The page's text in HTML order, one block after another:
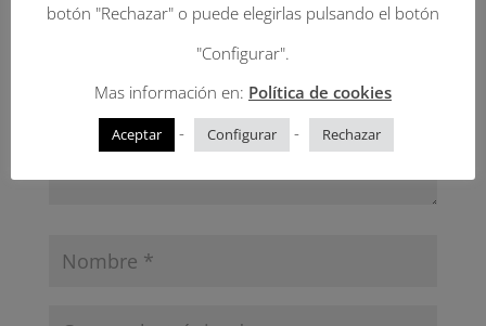
botón "Rechazar" o puede elegirlas pulsando el botón
"Configurar".
Mas información en: Política de cookies
Aceptar - Configurar - Rechazar